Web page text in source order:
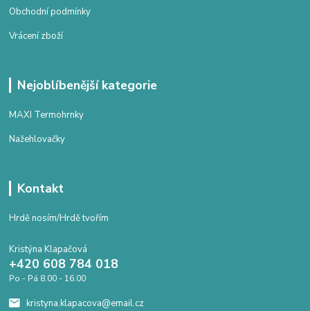
Obchodní podmínky
Vrácení zboží
Nejoblíbenější kategorie
MAXI Termohrnky
Nažehlovačky
Kontakt
Hrdě nosím/Hrdě tvořím
Kristýna Klapačová
+420 608 784 018
Po - Pá 8.00 - 16.00
kristyna.klapacova@email.cz